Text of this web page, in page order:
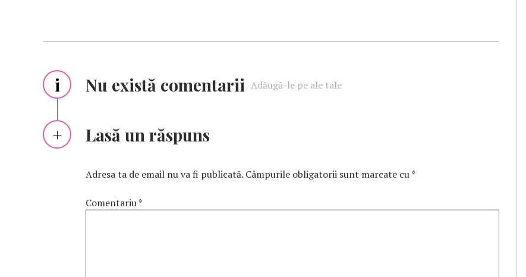
i Nu există comentarii Adăugă-le pe ale tale
Lasă un răspuns
Adresa ta de email nu va fi publicată. Câmpurile obligatorii sunt marcate cu*
Comentariu*